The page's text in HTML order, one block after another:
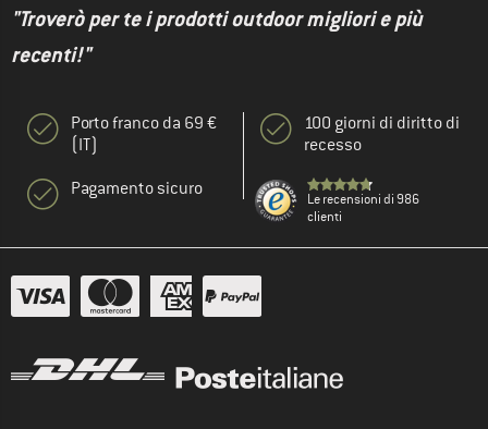
"Troverò per te i prodotti outdoor migliori e più
recenti!"
Porto franco da 69 €
(IT)
Pagamento sicuro
100 giorni di diritto di
recesso
Le recensioni di 986
clienti